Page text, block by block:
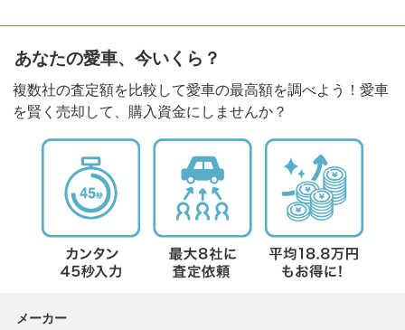
あなたの愛車、今いくら？
複数社の査定額を比較して愛車の最高額を調べよう！愛車
を賢く売却して、購入資金にしませんか？
メーカー